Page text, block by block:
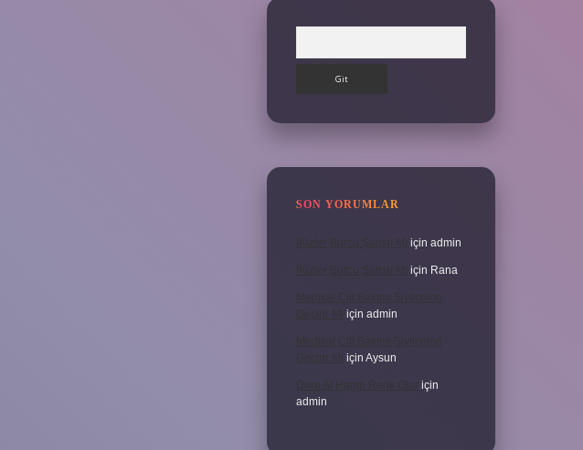
SON YORUMLAR
İKizler Burcu Şanslı Mı için admin
İKizler Burcu Şanslı Mı için Rana
Medikal Cilt Bakımı Sivilceleri
Geçirir Mi için admin
Medikal Cilt Bakımı Sivilceleri
Geçirir Mi için Aysun
Doru At Hangi Renk Olur için
admin